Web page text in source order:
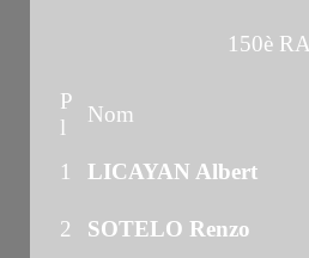
150è
P
l
Nom
1
LICAYAN Albert
2 SOTELO Renzo